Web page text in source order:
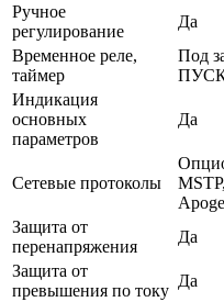
Ручное
регулирование
Да
Временное реле,
таймер
Под
ПУСК
Индикация
основных
параметров
Да
Сетевые протоколы
Защита от
перенапряжения
Да
Защита от
превышения по току
Да